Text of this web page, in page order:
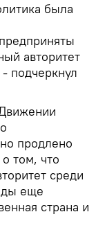
была
авторитет
подчеркнул
продлено
том, что
среди
еще
страна и